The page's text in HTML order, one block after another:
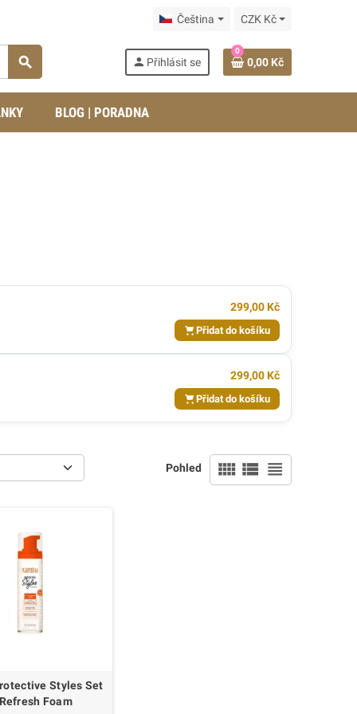
Čeština CZK Kč
search person Přihlásit se
0
0,00 Kč
BLOG | PORADNA
299,00 Kč
Přidat do košíku
299,00 Kč
Přidat do košíku
Pohled view_comfy view_list view_headline
Styles Set
Foam